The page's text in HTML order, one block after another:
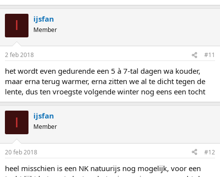
I ijsfan
Member
2 feb 2018 #11
het wordt even gedurende een 5 à 7-tal dagen wa kouder,
maar erna terug warmer, erna zitten we al te dicht tegen de
lente, dus ten vroegste volgende winter nog eens een tocht
I ijsfan
Member
20 feb 2018 #12
heel misschien is een NK natuurijs nog mogelijk, voor een